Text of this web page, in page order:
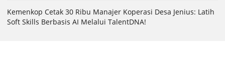
Kemenkop Cetak 30 Ribu Manajer Koperasi Desa Jenius: Latih
Soft Skills Berbasis AI Melalui TalentDNA!